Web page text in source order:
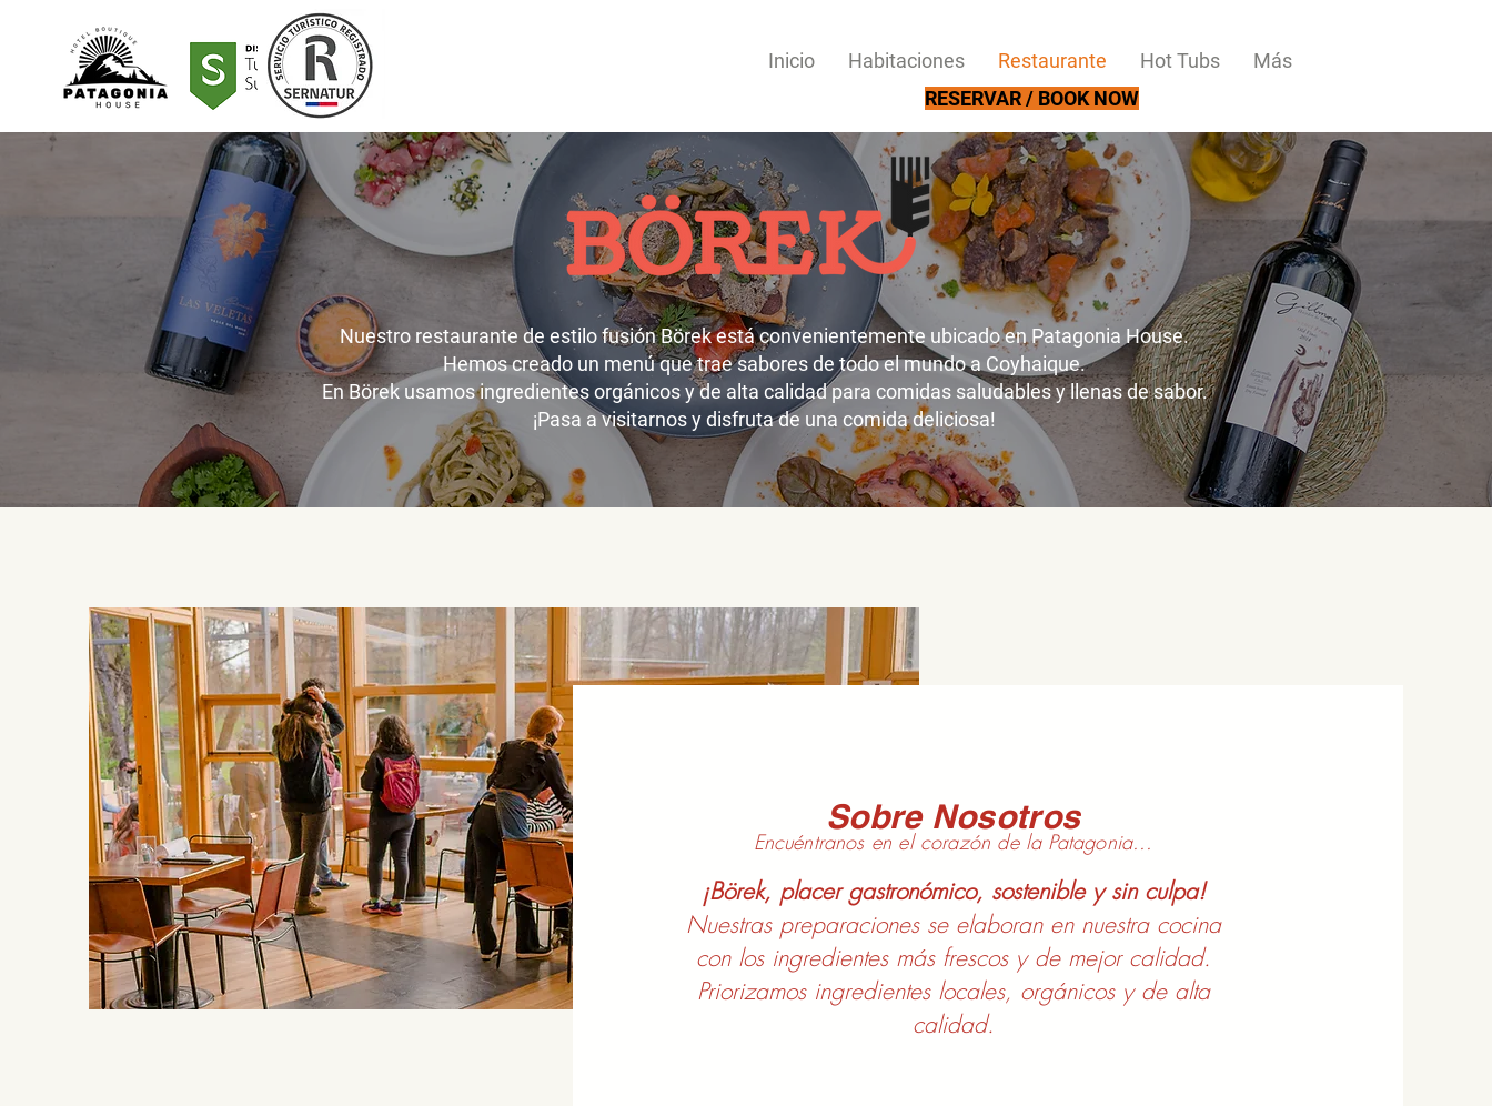
Inicio Habitaciones Restaurante Hot Tubs
Más
RESERVAR / BOOK NOW
Nuestro restaurante de estilo fusión Börek está convenientemente ubicado en Patagonia House.
Hemos creado un menú que trae sabores de todo el mundo a Coyhaique.
En Börek usamos ingredientes orgánicos y de alta calidad para comidas saludables y llenas de sabor.
¡Pasa a visitarnos y disfruta de una comida deliciosa!
Sobre Nosotros
Encuéntranos en el corazón de la Patagonia...
¡Börek, placer gastronómico, sostenible y sin culpa!
Nuestras preparaciones se elaboran en nuestra cocina
con los ingredientes más frescos y de mejor calidad.
Priorizamos ingredientes locales, orgánicos y de alta
calidad.